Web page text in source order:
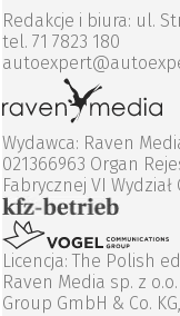
Redakcje i biura: ul.
tel. 71 7823 180
Wydawca: Raven
021366963 Organ
Fabrycznej VI
Licencja: The Polish
Raven Media sp. z
Group GmbH & Co.